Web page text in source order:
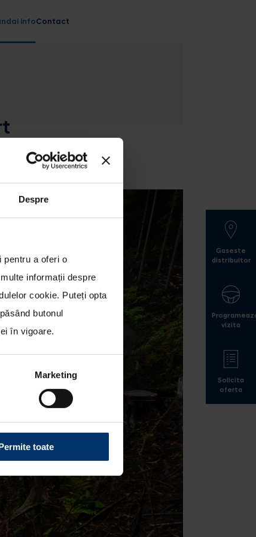
Despre
pentru a oferi o
informații despre
cookie. Puteți opta
butonul
în vigoare.
Marketing
toate
infoContact
Gaseste
distribuitor
vizita
Solicita
oferta